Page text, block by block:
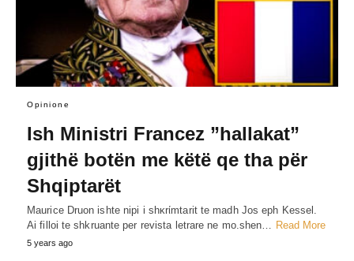
Opinione
Ish Ministri Francez ”hallakat”
gjithë botën me këtë qe tha për
Shqiptarët
Maurice Druon ishte nipi i shκrίmtarit te madh Jos eph Kessel.
Ai filloi te shkruante per revista letrare ne mo.shen… Read More
5 years ago